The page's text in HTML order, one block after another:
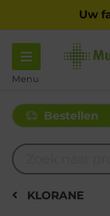
Uw
Menu
Bestellen
KLORANE